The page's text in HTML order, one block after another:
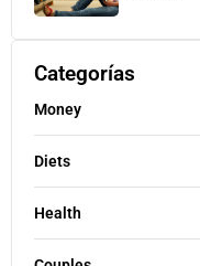
Categorías
Money
Diets
Health